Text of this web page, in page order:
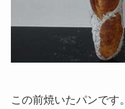
この前焼いたパンです。